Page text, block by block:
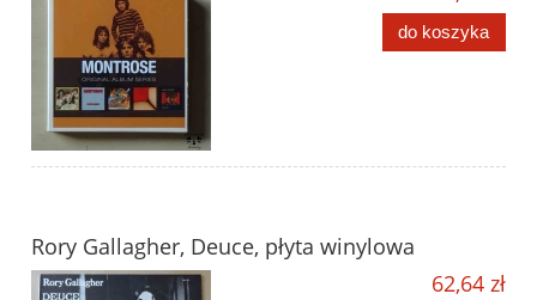
do koszyka
Rory Gallagher, Deuce, płyta winylowa
62,64 zł